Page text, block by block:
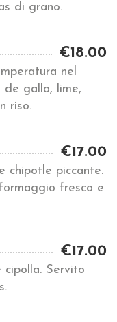
di grano.
€18.00
nel
de gallo, lime,
riso.
€17.00
chipotle piccante.
fresco e
€17.00
cipolla. Servito